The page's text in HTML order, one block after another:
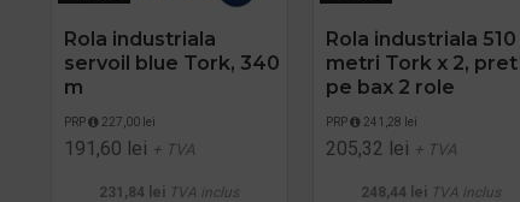
Rola industriala
servoil blue Tork, 340
m
PRP 227,00 lei
191,60 lei + TVA
231,84 lei TVA inclus
Rola industriala 510
metri Tork x 2, pret
pe bax 2 role
PRP 241,28 lei
205,32 lei + TVA
248,44 lei TVA inclus